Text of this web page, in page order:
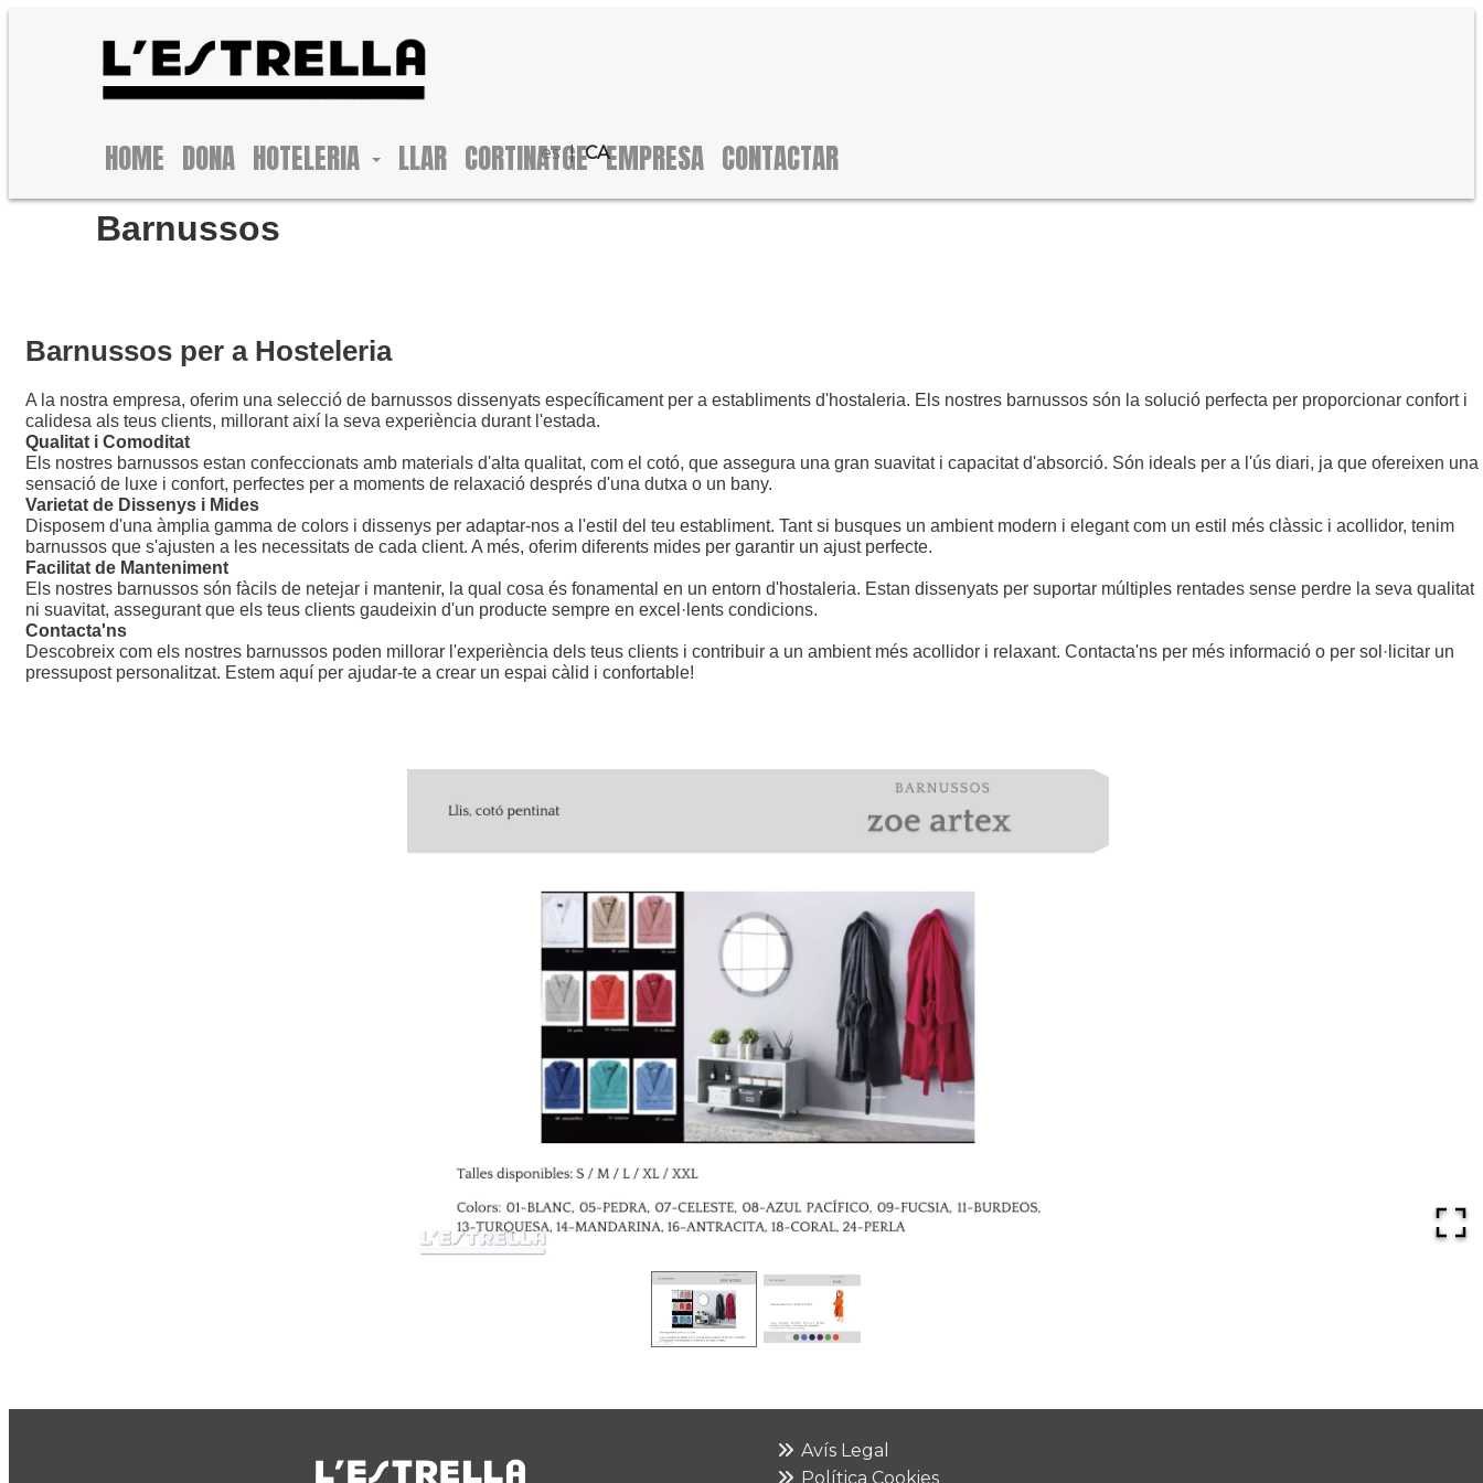
es CA
HOME DONA HOTELERIA LLAR CORTINATGE EMPRESA CONTACTAR
Barnussos
Barnussos per a Hosteleria
A la nostra empresa, oferim una selecció de barnussos dissenyats específicament per a establiments d'hostaleria. Els nostres barnussos són la solució perfecta per proporcionar confort i
calidesa als teus clients, millorant així la seva experiència durant l'estada.
Qualitat i Comoditat
Els nostres barnussos estan confeccionats amb materials d'alta qualitat, com el cotó, que assegura una gran suavitat i capacitat d'absorció. Són ideals per a l'ús diari, ja que ofereixen una
sensació de luxe i confort, perfectes per a moments de relaxació després d'una dutxa o un bany.
Varietat de Dissenys i Mides
Disposem d'una àmplia gamma de colors i dissenys per adaptar-nos a l'estil del teu establiment. Tant si busques un ambient modern i elegant com un estil més clàssic i acollidor, tenim
barnussos que s'ajusten a les necessitats de cada client. A més, oferim diferents mides per garantir un ajust perfecte.
Facilitat de Manteniment
Els nostres barnussos són fàcils de netejar i mantenir, la qual cosa és fonamental en un entorn d'hostaleria. Estan dissenyats per suportar múltiples rentades sense perdre la seva qualitat
ni suavitat, assegurant que els teus clients gaudeixin d'un producte sempre en excel·lents condicions.
Contacta'ns
Descobreix com els nostres barnussos poden millorar l'experiència dels teus clients i contribuir a un ambient més acollidor i relaxant. Contacta'ns per més informació o per sol·licitar un
pressupost personalitzat. Estem aquí per ajudar-te a crear un espai càlid i confortable!
Avís Legal
Política Cookies